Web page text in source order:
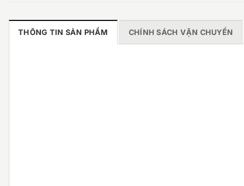
THÔNG TIN SẢN PHẨM CHÍNH SÁCH VẬN CHUYỂN